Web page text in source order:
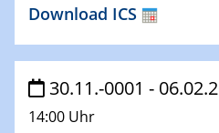
Technische Chemie –
29.01.2024
Bewerbungsvorrtag
Technische Chemie –
Download ICS
30.11.-0001 -
14:00 Uhr